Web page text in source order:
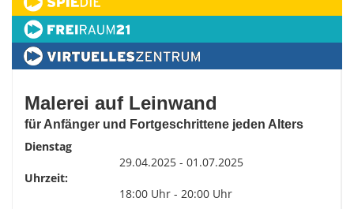
Malerei auf Leinwand
für Anfänger und Fortgeschrittene jeden Alters
Dienstag
29.04.2025 - 01.07.2025
Uhrzeit:
18:00 Uhr - 20:00 Uhr